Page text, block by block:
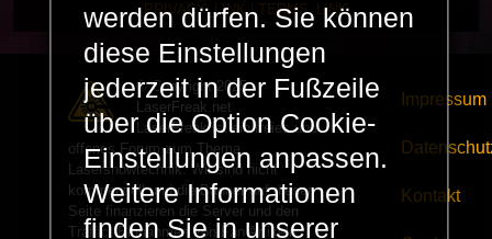
PRIVACY_LINK|TERMS_LINK
© Copyright 2025 -
LaserFreak.net
LaserFreak ist ein freies und
offenes Forum zum Thema
Lasershowtechnik. Wir sind nicht
kommerziell und die Banner auf dieser
Seite finanzieren die Server und den
Traffic. Einnahmen von Fan Artikeln
Impressum
Kontakt
werden dürfen. Sie können
diese Einstellungen
jederzeit in der Fußzeile
über die Option Cookie-
Einstellungen anpassen.
Weitere Informationen
finden Sie in unserer